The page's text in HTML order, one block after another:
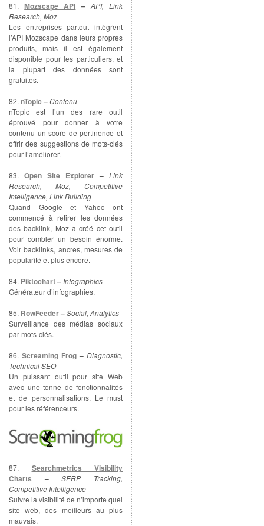
81.Mozscape API –API, Link
Research, Moz
Les entreprises partout intègrent
l’API Mozscape dans leurs propres
produits, mais il est également
disponible pour les particuliers, et
la plupart des données sont
gratuites.
82.nTopic –Contenu
nTopic est l’un des rare outil
éprouvé pour donner à votre
contenu un score de pertinence et
offrir des suggestions de mots-clés
pour l’améliorer.
83. Open Site Explorer – Link
Research, Moz, Competitive
Intelligence, Link Building
Quand Google et Yahoo ont
commencé à retirer les données
des backlink, Moz a créé cet outil
pour combler un besoin énorme.
Voir backlinks, ancres, mesures de
popularité et plus encore.
84. Piktochart–Infographics
Générateur d’infographies.
85. RowFeeder–Social, Analytics
Surveillance des médias sociaux
par mots-clés.
86. Screaming Frog – Diagnostic,
Technical SEO
Un puissant outil pour site Web
avec une tonne de fonctionnalités
et de personnalisations. Le must
pour les référenceurs.
87. Searchmetrics Visibility
Charts –SERP Tracking,
Competitive Intelligence
Suivre la visibilité de n’importe quel
site web, des meilleurs au plus
mauvais.